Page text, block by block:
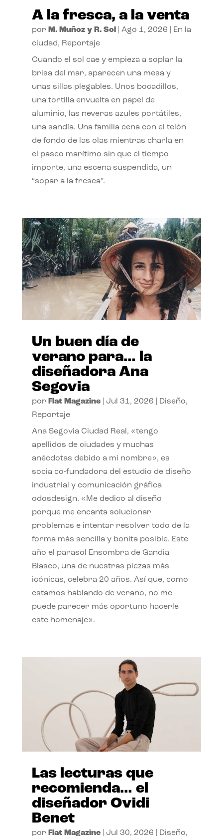
A la fresca, a la venta
por M. Muñoz y R. Sol| Ago 1, 2026
En la
ciudad, Reportaje
Cuando el sol cae y empieza a soplar la
brisa del mar, aparecen una mesa y
unas sillas plegables. Unos bocadillos,
una tortilla envuelta en papel de
aluminio, las neveras azules portátiles,
una sandía. Una familia cena con el telón
de fondo de las olas mientras charla en
el paseo marítimo sin que el tiempo
importe, una escena suspendida, un
“sopar a la fresca”.
Un buen día de
verano para… la
diseñadora Ana
Segovia
por Flat Magazine| Jul 31, 2026 Diseño,
Reportaje
Ana Segovia Ciudad Real, «tengo
apellidos de ciudades y muchas
anécdotas debido a mi nombre», es
socia co-fundadora del estudio de diseño
industrial y comunicación gráfica
odosdesign. «Me dedico al diseño
porque me encanta solucionar
problemas e intentar resolver todo de la
forma más sencilla y bonita posible. Este
año el parasol Ensombra de Gandia
Blasco, una de nuestras piezas más
icónicas, celebra 20 años. Así que, como
estamos hablando de verano, no me
puede parecer más oportuno hacerle
este homenaje».
Las lecturas que
recomienda… el
diseñador Ovidi
Benet
por Flat Magazine| Jul 30, 2026 Diseño,